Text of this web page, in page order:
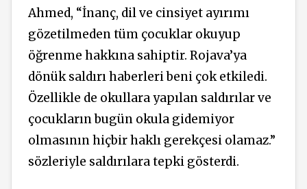
Ahmed, “İnanç, dil ve cinsiyet ayırımı
gözetilmeden tüm çocuklar okuyup
öğrenme hakkına sahiptir. Rojava’ya
dönük saldırı haberleri beni çok etkiledi.
Özellikle de okullara yapılan saldırılar ve
çocukların bugün okula gidemiyor
olmasının hiçbir haklı gerekçesi olamaz.”
sözleriyle saldırılara tepki gösterdi.